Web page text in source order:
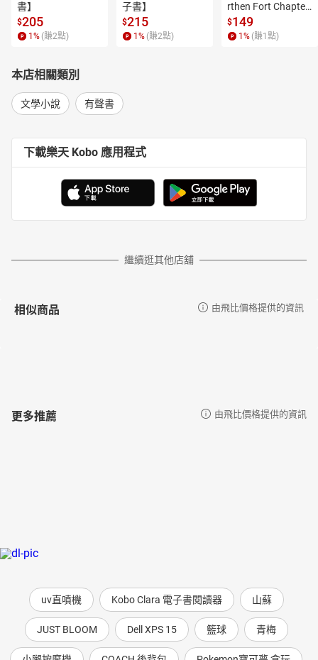
書】
$205
1 % (賺2點)
子書】
$215
1 % (賺2點)
rthen Fort Chapter
4【有聲書】
$149
1 % (賺1 點)
本店相關類別
文學小說 有聲書
下載樂天 Kobo 應用程式
繼續逛其他店舖
相似商品 由飛比價格提供的資訊
更多推薦 由飛比價格提供的資訊
uv直噴機 Kobo Clara 電子書閱讀器 山蘇
JUST BLOOM Dell XPS 15 籃球 青梅